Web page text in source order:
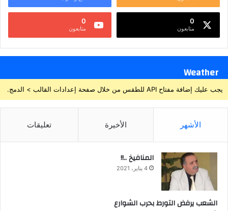
0
متابعون
0
متابعون
Weather
يجب عليك إضافة مفتاح API للطقس من خلال صفحة إعدادات القالب > الدمج.
الأشهر الأخيرة تعليقات
المنافيخ ..!!
4 يناير، 2021
الشعب يرفض التورط بحرب الشوارع